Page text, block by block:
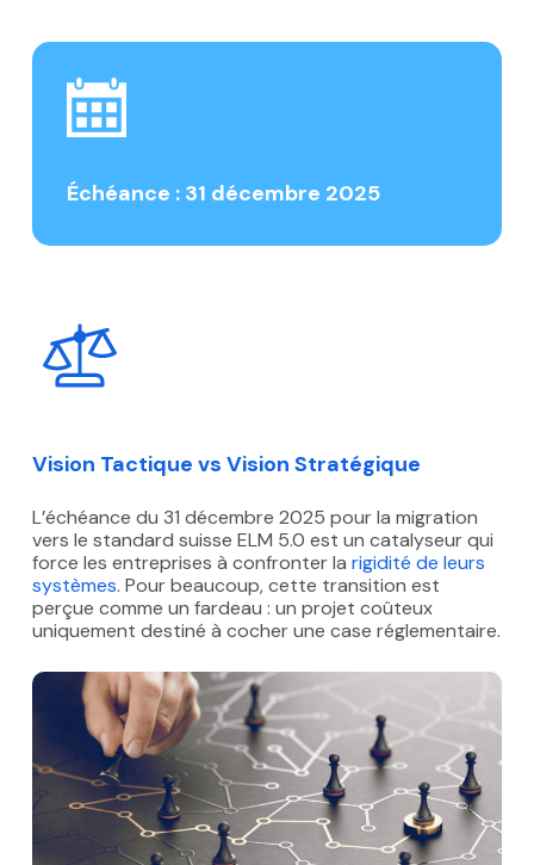
Échéance : 31 décembre 2025
Vision Tactique vs Vision Stratégique
L’échéance du 31 décembre 2025 pour la migration
vers le standard suisse ELM 5.0 est un catalyseur qui
force les entreprises à confronter la rigidité de leurs
systèmes. Pour beaucoup, cette transition est
perçue comme un fardeau : un projet coûteux
uniquement destiné à cocher une case réglementaire.